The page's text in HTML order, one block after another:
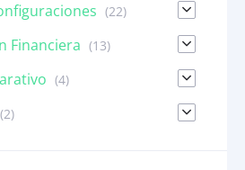
(22)
Financiera (13)
(4)
(2)